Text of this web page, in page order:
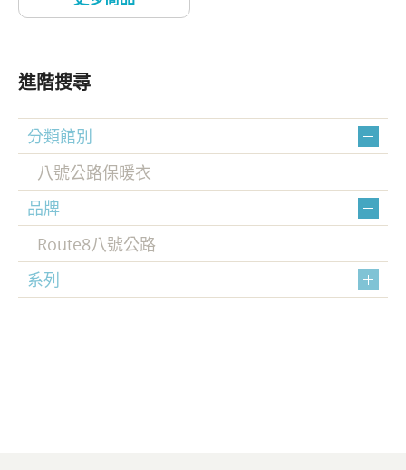
進階搜尋
分類館別
八號公路保暖衣
品牌
Route8八號公路
系列